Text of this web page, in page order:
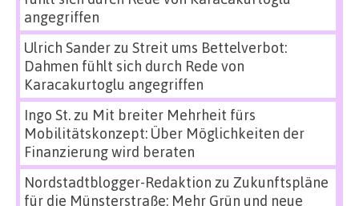
angegriffen
Ulrich Sanderzu Streit ums Bettelverbot:
Dahmen fühlt sich durch Rede von
Karacakurtoglu angegriffen
Ingo St.zu Mit breiter Mehrheit fürs
Mobilitätskonzept: Über Möglichkeiten der
Finanzierung wird beraten
Nordstadtblogger-Redaktion zu Zukunftspläne
für die Münsterstraße: Mehr Grün und neue